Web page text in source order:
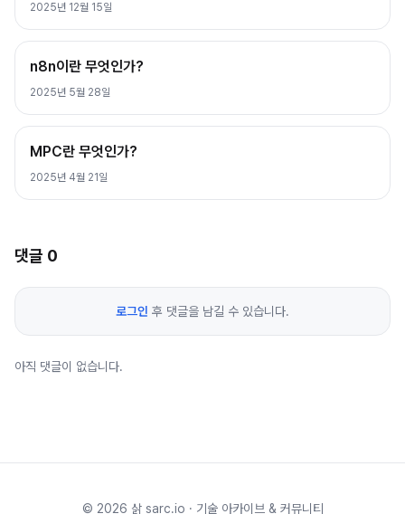
2025년 12월 15일
n8n이란 무엇인가?
2025년 5월 28일
MPC란 무엇인가?
2025년 4월 21일
댓글 0
로그인 후 댓글을 남길 수 있습니다.
아직 댓글이 없습니다.
© 2026 삵 sarc.io · 기술 아카이브 & 커뮤니티